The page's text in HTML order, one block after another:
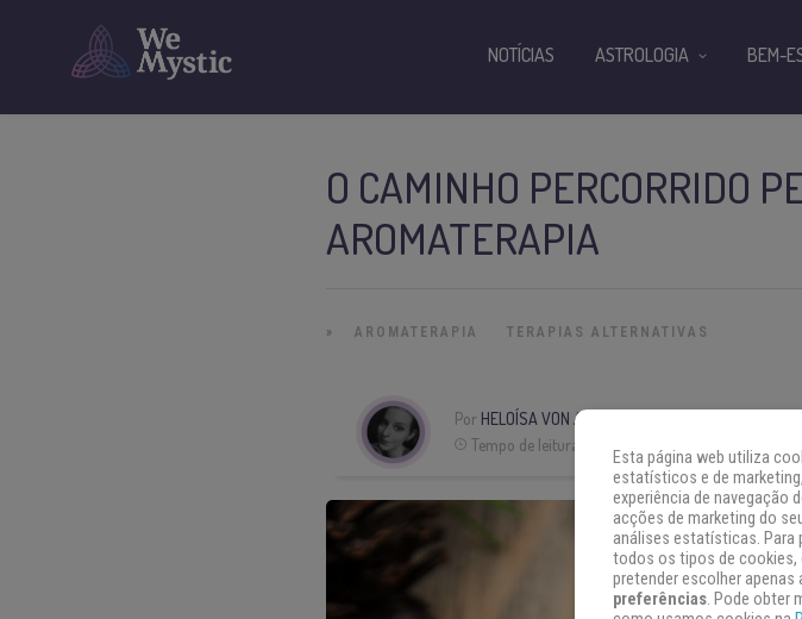
O CAMINHO PERCORRIDO
AROMATERAPIA
» AROMATERAPIA TERAPIAS ALTERNATIVAS
Por HELOÍSA VON AH
Tempo de leitura:
NOTÍCIAS ASTROLOGIA BEM-
Esta página web utiliza
estatísticos e de
experiência de navegação
acções de marketing do
análises estatísticas. Para
todos os tipos de cookies,
pretender escolher apenas
preferências. Pode obter